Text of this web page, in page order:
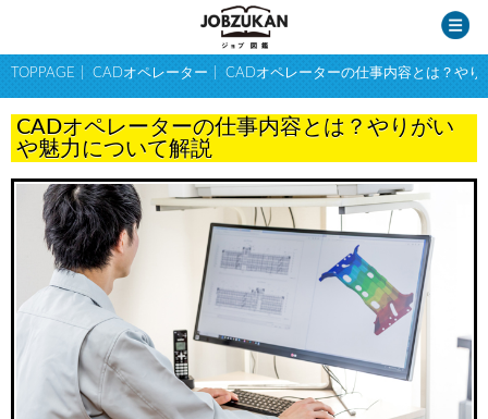
TOPPAGE CADオペレーター CADオペレーターの仕事内容とは？やり
CADオペレーターの仕事内容とは？やりがい
や魅力について解説